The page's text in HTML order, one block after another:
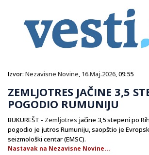
Izvor: Nezavisne Novine, 16.Maj.2026, 09:55
ZEMLJOTRES JAČINE 3,5
POGODIO RUMUNIJU
BUKUREŠT - Zemljotres jačine 3,5 stepeni po
pogodio je jutros Rumuniju, saopštio je
seizmološki centar (EMSC).
Nastavak na Nezavisne Novine...